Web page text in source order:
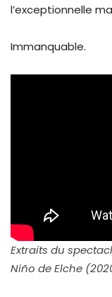
l’exceptionnelle
Immanquable.
Extraits du
Niño de Elche